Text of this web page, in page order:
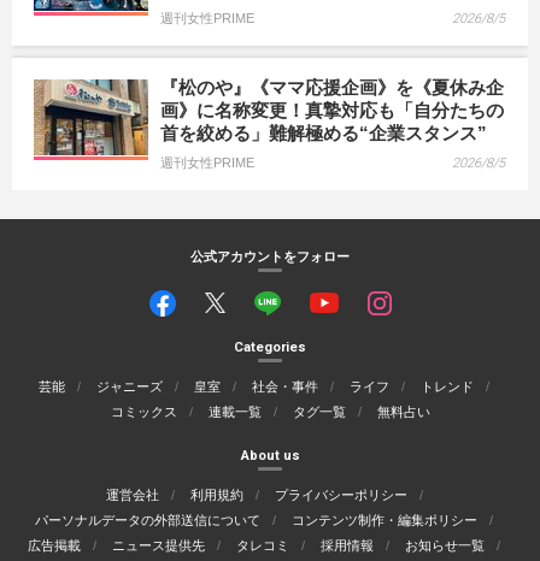
週刊女性PRIME 2026/8/5
『松のや』《ママ応援企画》を《夏休み企
画》に名称変更！真摯対応も「自分たちの
首を絞める」難解極める“企業スタンス”
週刊女性PRIME 2026/8/5
公式アカウントをフォロー
Categories
芸能 ジャニーズ 皇室 社会・事件 ライフ
トレンド
コミックス
連載一覧 タグ一覧 無料占い
About us
運営会社 利用規約
プライバシーポリシー
パーソナルデータの外部送信について
コンテンツ制作・編集ポリシー
広告掲載
ニュース提供先 タレコミ 採用情報
お知らせ一覧